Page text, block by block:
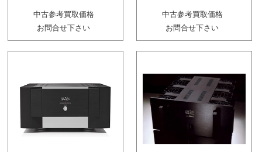
中古参考買取価格
お問合せ下さい
中古参考買取価格
お問合せ下さい